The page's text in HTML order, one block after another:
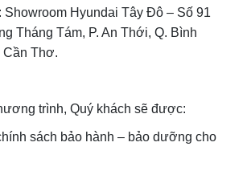
Showroom Hyundai Tây Đô – Số 91
Tháng Tám, P. An Thới, Q. Bình
Cần Thơ.
trình, Quý khách sẽ được:
sách bảo hành – bảo dưỡng cho